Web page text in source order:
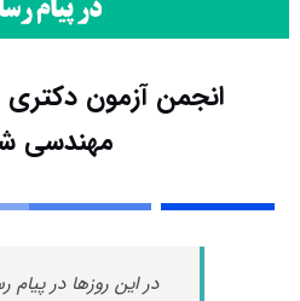
انجمن آزمون
مهندسی
در این روزها در پیام